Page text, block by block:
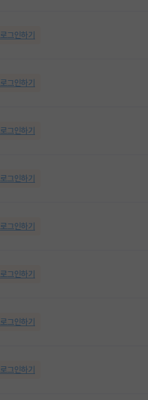
로그인하기
로그인하기
로그인하기
로그인하기
로그인하기
로그인하기
로그인하기
로그인하기